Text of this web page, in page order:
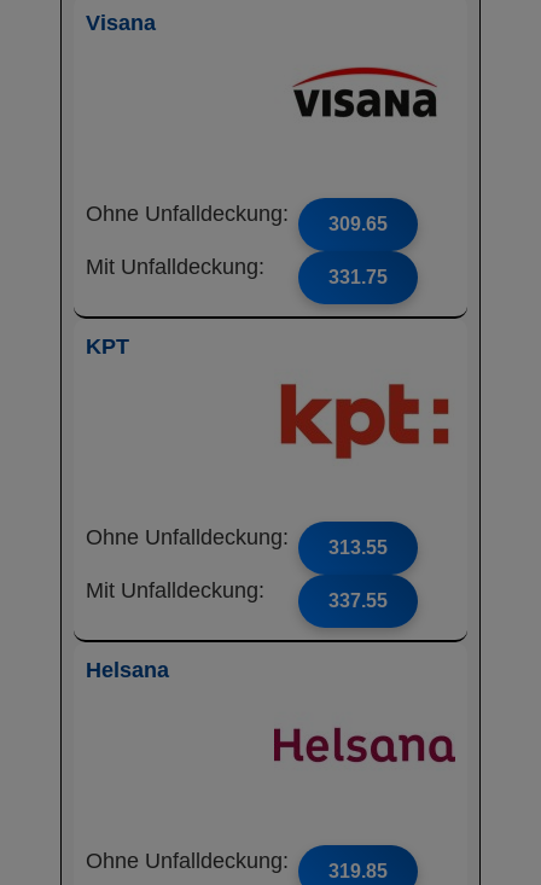
Visana
Ohne Unfalldeckung: 309.65
Mit Unfalldeckung: 331.75
KPT
Ohne Unfalldeckung: 313.55
Mit Unfalldeckung: 337.55
Helsana
Ohne Unfalldeckung: 319.85